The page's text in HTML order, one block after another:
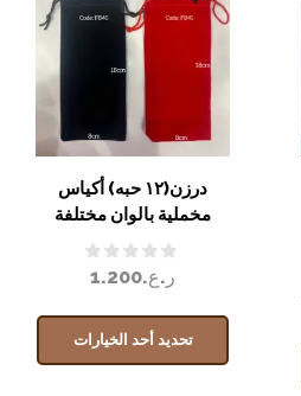
درزن(١٢ حبه) أكياس
مخملية بالوان مختلفة
ر.ع.1.200
تحديد أحد الخيارات